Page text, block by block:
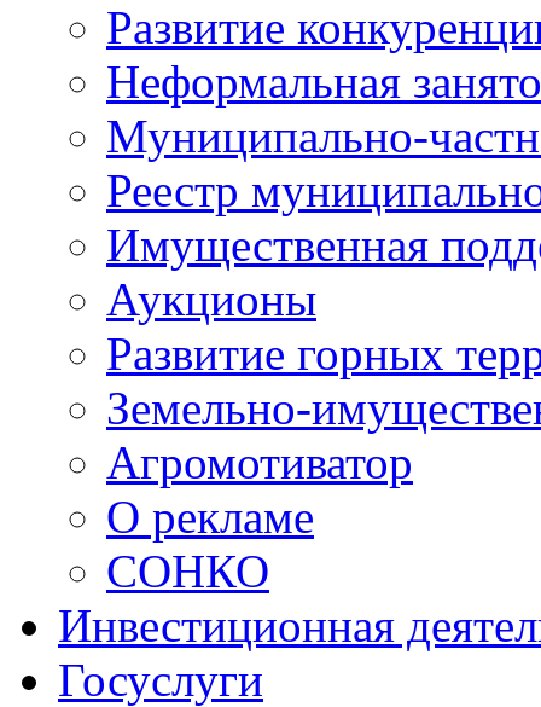
Развитие
Неформальная
Муниципально-
Реестр
Имущественная
Аукционы
Развитие горных
Земельно-
Агромотиватор
О рекламе
СОНКО
Инвестиционная
Госуслуги